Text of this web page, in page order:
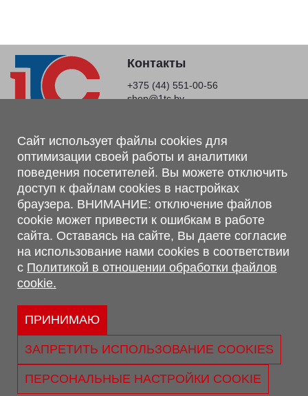
Контакты
+375 (44) 551-00-56
shop@1tc.by
Магазин, склад
г. Минск, Минский р-н, п. Привольный, ул. Мира, 20А,
223062
г. Брест, ул. Лейтенанта Рябцева, 108 В, 224701
Обращаем Ваше внимание, что вся предоставленная на сайте
информация, касающаяся комплектаций, технических
характеристик, цветовых сочетаний, а также стоимости и
сервисного обслуживания носит информационный характер и
не является публичной офертой, определяемой п.2 ст.407
Гражданского кодекса Республики Беларусь.
Политика обработки персональных данных
Политикой в отношении обработки файлов cookie.
Свидетельство о регистрации №290667530 выдано 02.02.2009
г. Администрацией Ленинского р-на г. Бреста
Сайт использует файлы cookies для
оптимизации своей работы и аналитики
поведения посетителей. Вы можете отключить
доступ к файлам cookies в настройках
браузера. ВНИМАНИЕ: отключение файлов
cookie может привести к ошибкам в работе
сайта. Оставаясь на сайте, Вы даете согласие
на использование нами cookies в соответствии
с Политикой в отношении обработки файлов
cookie.
ПРИНИМАЮ
ЗАПРЕТИТЬ ИСПОЛЬЗОВАНИЕ COOKIES
ПЕРСОНАЛЬНЫЕ НАСТРОЙКИ COOKIE